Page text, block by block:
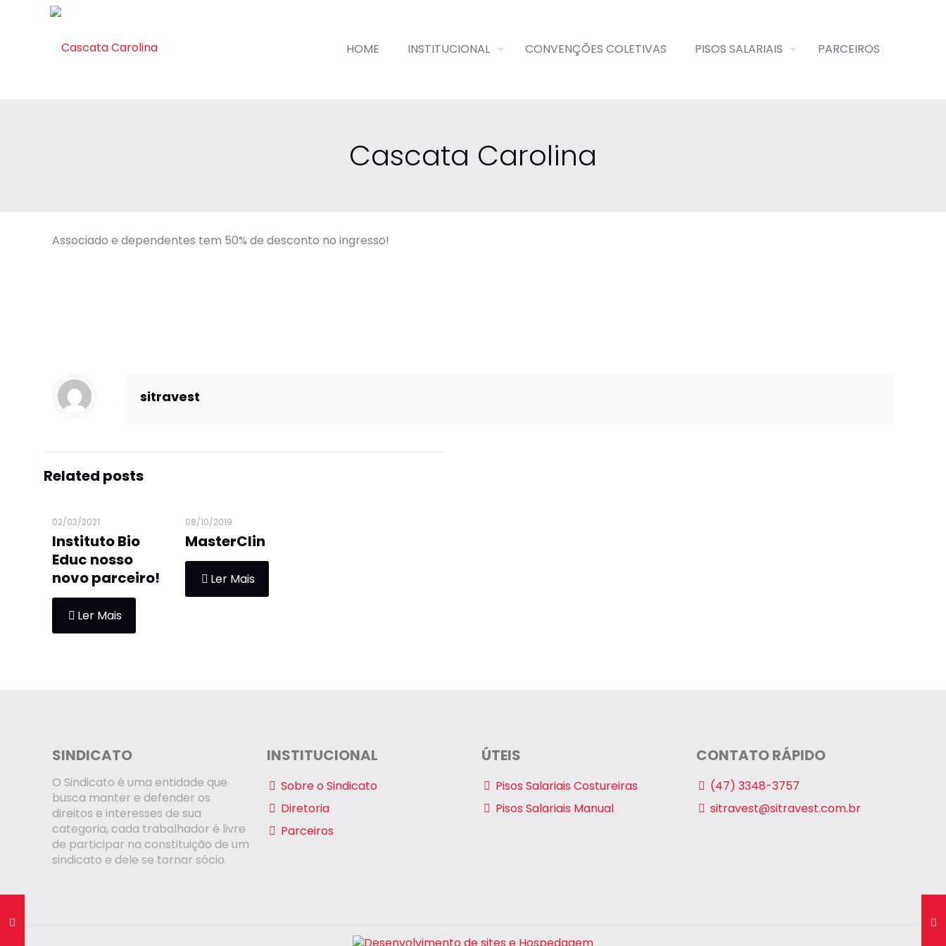
HOME INSTITUCIONAL CONVENÇÕES COLETIVAS PISOS SALARIAIS PARCEIROS
Cascata Carolina
Associado e dependentes tem 50% de desconto no ingresso!
sitravest
Related posts
02/03/2021
Instituto Bio
Educ nosso
novo parceiro!
Ler Mais
08/10/2019
MasterClin
Ler Mais
SINDICATO
O Sindicato é uma entidade que
busca manter e defender os
direitos e interesses de sua
categoria, cada trabalhador é livre
de participar na constituição de um
sindicato e dele se tornar sócio.
INSTITUCIONAL
Sobre o Sindicato
Diretoria
Parceiros
ÚTEIS
Pisos Salariais Costureiras
Pisos Salariais Manual
CONTATO RÁPIDO
(47) 3348-3757
sitravest@sitravest.com.br